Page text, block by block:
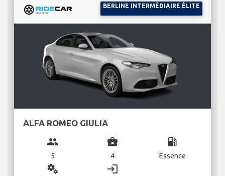
BERLINE INTERMÉDIAIRE ÉLITE
ALFA ROMEO GIULIA
group
5
business_center
4
local_gas_station
Essence
miscellaneous_services login